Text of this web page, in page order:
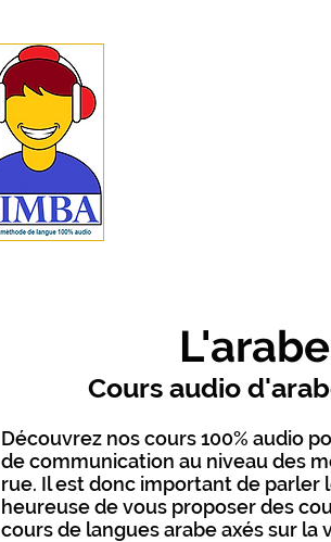
Cours audio
Découvrez nos cours 100% audio
de communication au niveau des
rue. Il est donc important de parler
heureuse de vous proposer des
cours de langues arabe axés sur la